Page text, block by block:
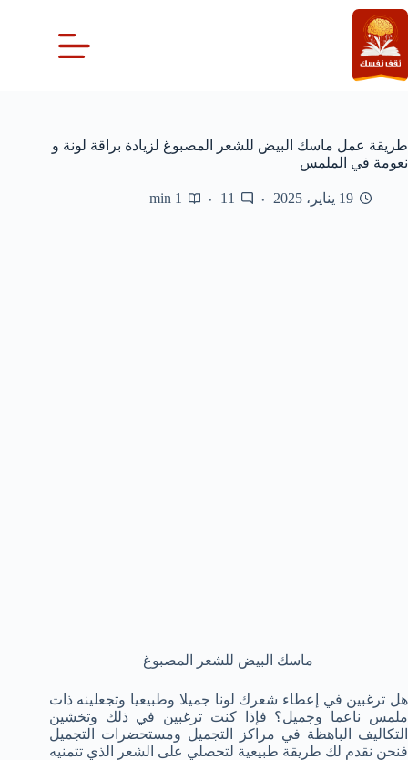
التجاوز
إلى
المحتوى
طريقة عمل ماسك البيض للشعر المصبوغ لزيادة براقة لونة و
نعومة في الملمس
19 يناير، 2025 11
1 min
ماسك البيض للشعر المصبوغ
هل ترغبين في إعطاء شعرك لونا جميلا وطبيعيا وتجعلينه ذات
ملمس ناعما وجميل؟ فإذا كنت ترغبين في ذلك وتخشين
التكاليف الباهظة في مراكز التجميل ومستحضرات التجميل
فنحن نقدم لك طريقة طبيعية لتحصلي على الشعر الذي تتمنيه